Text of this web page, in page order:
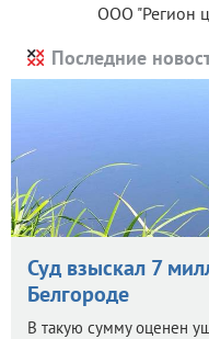
ООО "Регион
Последние
Суд взыскал 7
Белгороде
В такую сумму оценен